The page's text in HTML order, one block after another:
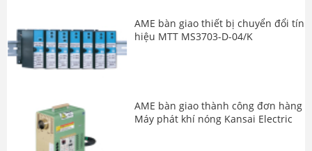
AME bàn giao thiết bị chuyển đổi tín
hiệu MTT MS3703-D-04/K
AME bàn giao thành công đơn hàng
Máy phát khí nóng Kansai Electric